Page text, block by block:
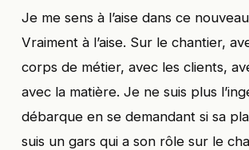
Je me sens à l’aise dans ce
Vraiment à l’aise. Sur le chantier,
corps de métier, avec les clients,
avec la matière. Je ne suis plus
débarque en se demandant si sa
suis un gars qui a son rôle sur le